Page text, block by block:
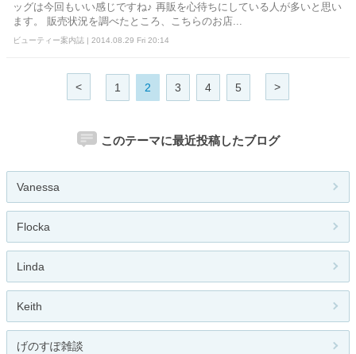
ッグは今回もいい感じですね♪ 再販を心待ちにしている人が多いと思い
ます。 販売状況を調べたところ、こちらのお店...
ビューティー案内誌 | 2014.08.29 Fri 20:14
< 1 2 3 4 5 >
このテーマに最近投稿したブログ
Vanessa
Flocka
Linda
Keith
げのすぽ雑談